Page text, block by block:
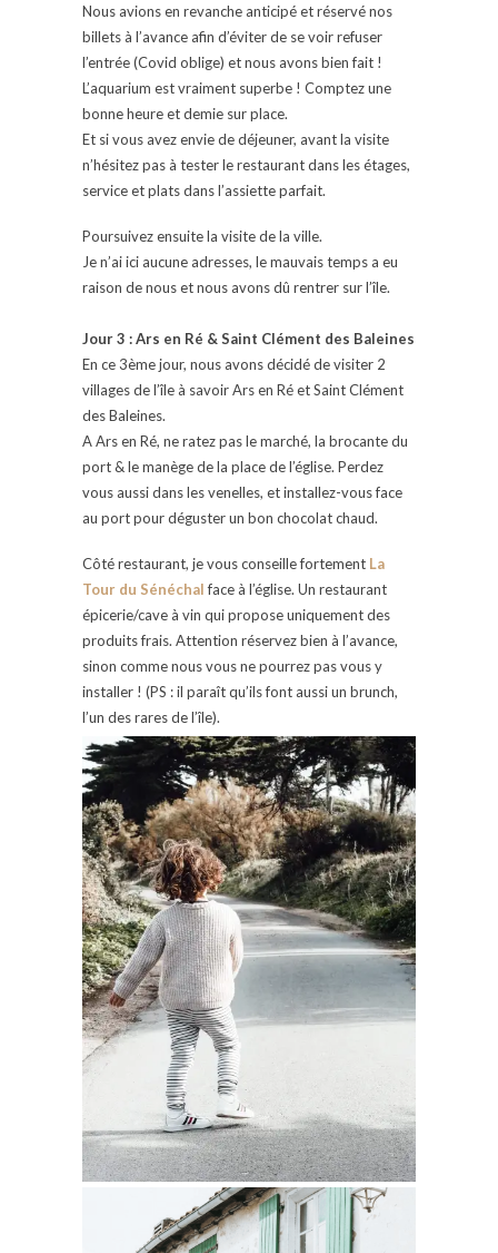
Nous avions en revanche anticipé et réservé nos
billets à l’avance afin d’éviter de se voir refuser
l’entrée (Covid oblige) et nous avons bien fait !
L’aquarium est vraiment superbe ! Comptez une
bonne heure et demie sur place.
Et si vous avez envie de déjeuner, avant la visite
n’hésitez pas à tester le restaurant dans les étages,
service et plats dans l’assiette parfait.
Poursuivez ensuite la visite de la ville.
Je n’ai ici aucune adresses, le mauvais temps a eu
raison de nous et nous avons dû rentrer sur l’île.
Jour 3 : Ars en Ré & Saint Clément des Baleines
En ce 3ème jour, nous avons décidé de visiter 2
villages de l’île à savoir Ars en Ré et Saint Clément
des Baleines.
A Ars en Ré, ne ratez pas le marché, la brocante du
port & le manège de la place de l’église. Perdez
vous aussi dans les venelles, et installez-vous face
au port pour déguster un bon chocolat chaud.
Côté restaurant, je vous conseille fortement La
Tour du Sénéchalface à l’église. Un restaurant
épicerie/cave à vin qui propose uniquement des
produits frais. Attention réservez bien à l’avance,
sinon comme nous vous ne pourrez pas vous y
installer ! (PS : il paraît qu’ils font aussi un brunch,
l’un des rares de l’île).